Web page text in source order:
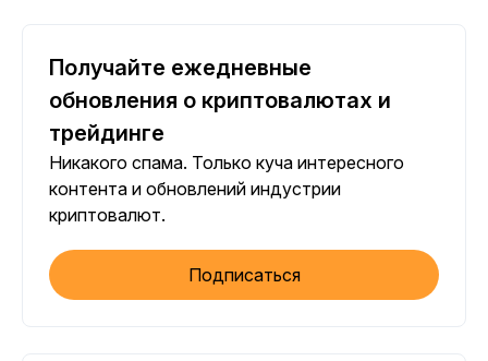
Получайте ежедневные
обновления о криптовалютах и
трейдинге
Никакого спама. Только куча интересного
контента и обновлений индустрии
криптовалют.
Подписаться